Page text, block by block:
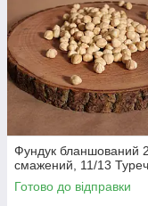
Фундук бланшований
смажений, 11/13
Готово до відправки